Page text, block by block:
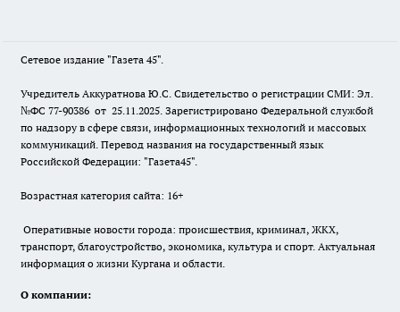
Сетевое издание "Газета 45".
Учредитель Аккуратнова Ю.С. Свидетельство о регистрации СМИ: Эл.
№ФС 77-90386 от 25.11.2025. Зарегистрировано Федеральной службой
по надзору в сфере связи, информационных технологий и массовых
коммуникаций. Перевод названия на государственный язык
Российской Федерации: "Газета45".
Возрастная категория сайта: 16+
Оперативные новости города: происшествия, криминал, ЖКХ,
транспорт, благоустройство, экономика, культура и спорт. Актуальная
информация о жизни Кургана и области.
О компании: